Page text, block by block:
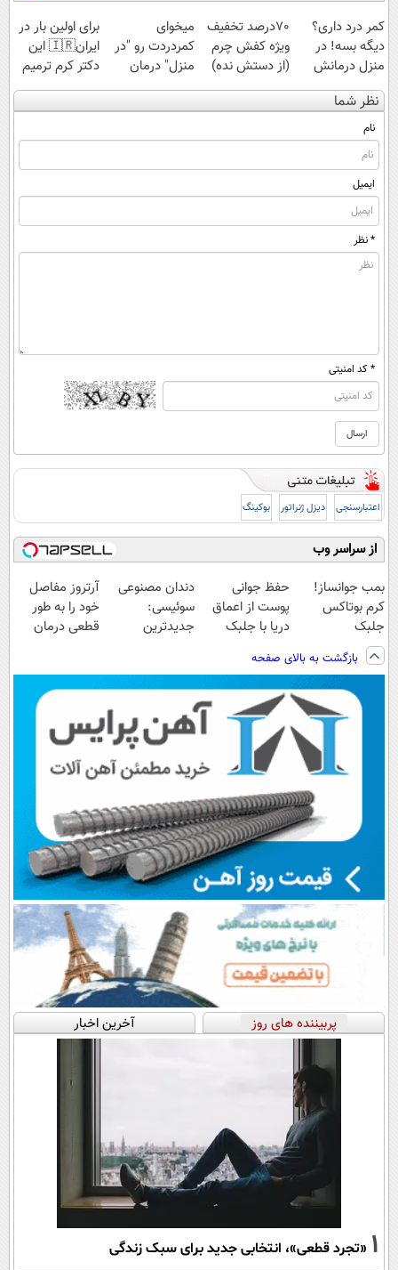
کمر درد داری؟
دیگه بسه! در
منزل درمانش
کن
(◀پرسش‌نامه)
70درصد تخفیف
ویژه کفش چرم
(از دستش نده)
میخوای
کمردردت رو "در
منزل" درمان
کنی؟ (◂فیلم +
◂پرسش‌نامه)
برای اولین بار در
ایران🇮🇷 این
دکتر کرم ترمیم
کننده 23 روزه
ساخت!
نظر شما
نام
ایمیل
* نظر
* کد امنیتی
اعتبارسنجی دیزل ژنراتور بوکینگ
از سراسر وب
بمب جوانساز!
کرم بوتاکس
جلبک
اسپیرولینا50%تخفیف
حفظ جوانی
پوست از اعماق
دریا با جلبک
دندان مصنوعی
سوئیسی:
جدیدترین
پرداخت قسطی
آرتروز مفاصل
خود را به طور
قطعی درمان
بازگشت به بالای صفحه
پربیننده های روز آخرین اخبار
1 «تجرد قطعی»، انتخابی جدید برای سبک زندگی